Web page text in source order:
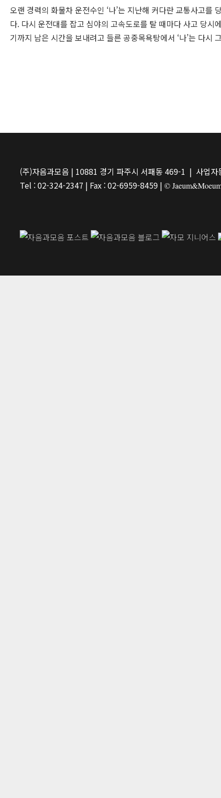
오랜 경력의 화물차 운전수인 ‘나’는 지난해 커다란 교통사고
다. 다시 운전대를 잡고 심야의 고속도로를 탈 때마다 사고 당시
기까지 남은 시간을 보내려고 들른 공중목욕탕에서 ‘나’는 다
(주)자음과모음 | 10881 경기 파주시 서패동 469-1 | 사업
Tel : 02-324-2347 | Fax : 02-6959-8459 | ©